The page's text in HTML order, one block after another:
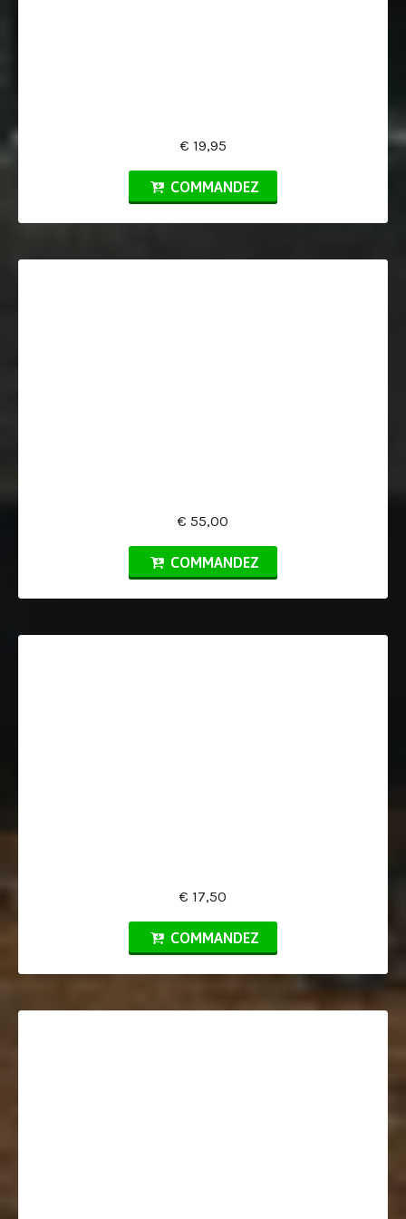
€ 19,95
COMMANDEZ
€ 55,00
COMMANDEZ
€ 17,50
COMMANDEZ